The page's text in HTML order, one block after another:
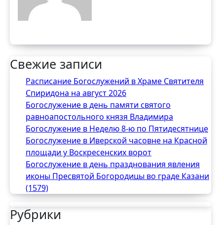
Свежие записи
Расписание Богослужений в Храме Святителя
Спиридона на август 2026
Богослужение в день памяти святого
равноапостольного князя Владимира
Богослужение в Неделю 8-ю по Пятидесятнице
Богослужение в Иверской часовне на Красной
площади у Воскресенских ворот
Богослужение в день празднования явления
иконы Пресвятой Богородицы во граде Казани
(1579)
Рубрики